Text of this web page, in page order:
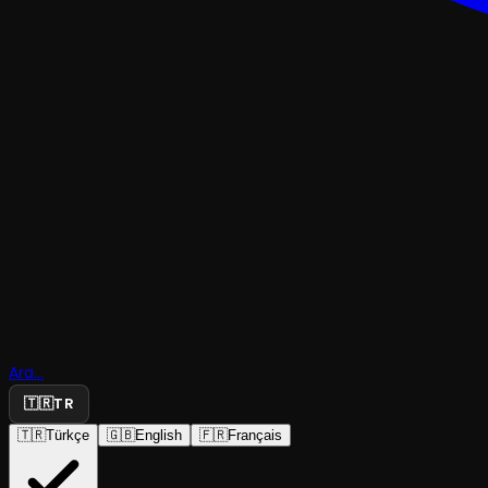
Ara...
🇹🇷TR
🇹🇷Türkçe 🇬🇧English 🇫🇷Français
Eşyanın